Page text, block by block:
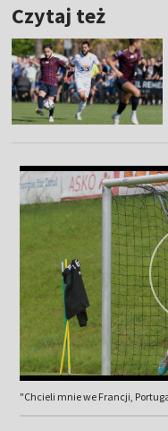
Czytaj też
"Chcieli mnie we Francji,